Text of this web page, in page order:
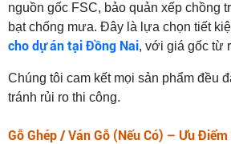
nguồn gốc FSC, bảo quản xếp chồng
bạt chống mưa. Đây là lựa chọn tiết
cho dự án tại Đồng Nai, với giá gốc từ
Chúng tôi cam kết mọi sản phẩm đều
tránh rủi ro thi công.
Gỗ Ghép / Ván Gỗ (Nếu Có) – Ưu